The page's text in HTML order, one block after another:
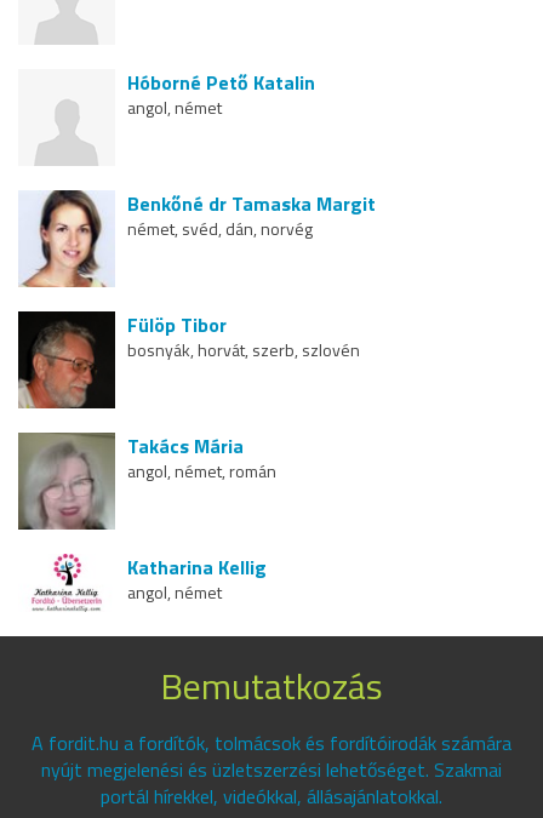
Hóborné Pető Katalin
angol, német
Benkőné dr Tamaska Margit
német, svéd, dán, norvég
Fülöp Tibor
bosnyák, horvát, szerb, szlovén
Takács Mária
angol, német, román
Katharina Kellig
angol, német
Bemutatkozás
A fordit.hu a fordítók, tolmácsok és fordítóirodák számára
nyújt megjelenési és üzletszerzési lehetőséget. Szakmai
portál hírekkel, videókkal, állásajánlatokkal.